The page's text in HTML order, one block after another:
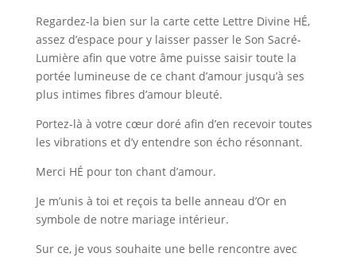
Regardez-la bien sur la carte cette Lettre Divine HÉ,
assez d’espace pour y laisser passer le Son Sacré-
Lumière afin que votre âme puisse saisir toute la
portée lumineuse de ce chant d’amour jusqu’à ses
plus intimes fibres d’amour bleuté.
Portez-là à votre cœur doré afin d’en recevoir toutes
les vibrations et d’y entendre son écho résonnant.
Merci HÉ pour ton chant d’amour.
Je m’unis à toi et reçois ta belle anneau d’Or en
symbole de notre mariage intérieur.
Sur ce, je vous souhaite une belle rencontre avec